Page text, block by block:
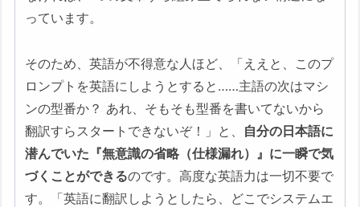
っています。
そのため、英語が不得意な人ほど、「ええと、このプ
ロンプトを英語にしようとすると……主語の次はマシ
ンの型番か？ あれ、そもそも型番を書いてないから
翻訳すらスタートできないぞ！」と、 自分の日本語に
潜んでいた『無意識の省略（仕様漏れ）』に一瞬で気
づくことができるのです。高度な英語力は一切不要で
す。「英語に翻訳しようとしたら、どこでシステムエ